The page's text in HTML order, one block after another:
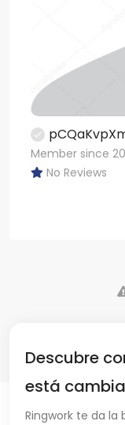
Member since
No Reviews
Descubre
está
Ringwork te da la